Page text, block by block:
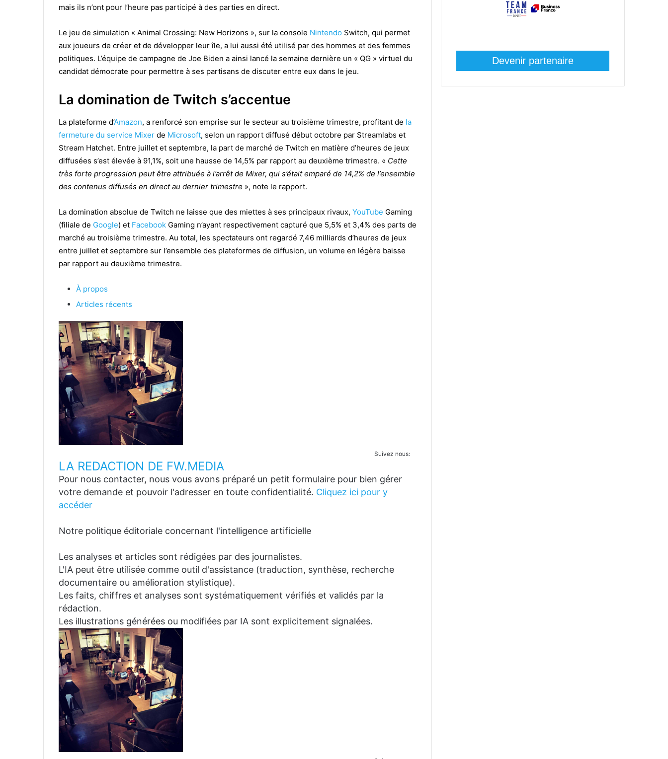
mais ils n’ont pour l’heure pas participé à des parties en direct.
Le jeu de simulation « Animal Crossing: New Horizons », sur la console Nintendo Switch, qui permet
aux joueurs de créer et de développer leur île, a lui aussi été utilisé par des hommes et des femmes
politiques. L’équipe de campagne de Joe Biden a ainsi lancé la semaine dernière un « QG » virtuel du
candidat démocrate pour permettre à ses partisans de discuter entre eux dans le jeu.
La domination de Twitch s’accentue
La plateforme d’Amazon, a renforcé son emprise sur le secteur au troisième trimestre, profitant de la
fermeture du service Mixer de Microsoft, selon un rapport diffusé début octobre par Streamlabs et
Stream Hatchet. Entre juillet et septembre, la part de marché de Twitch en matière d’heures de jeux
diffusées s’est élevée à 91,1%, soit une hausse de 14,5% par rapport au deuxième trimestre. « Cette
très forte progression peut être attribuée à l’arrêt de Mixer, qui s’était emparé de 14,2% de l’ensemble
des contenus diffusés en direct au dernier trimestre », note le rapport.
La domination absolue de Twitch ne laisse que des miettes à ses principaux rivaux, YouTube Gaming
(filiale de Google) et Facebook Gaming n’ayant respectivement capturé que 5,5% et 3,4% des parts de
marché au troisième trimestre. Au total, les spectateurs ont regardé 7,46 milliards d’heures de jeux
entre juillet et septembre sur l’ensemble des plateformes de diffusion, un volume en légère baisse
par rapport au deuxième trimestre.
À propos
Articles récents
Suivez nous:
LA REDACTION DE FW.MEDIA
Pour nous contacter, nous vous avons préparé un petit formulaire pour bien gérer
votre demande et pouvoir l'adresser en toute confidentialité. Cliquez ici pour y
accéder
Notre politique éditoriale concernant l'intelligence artificielle
Les analyses et articles sont rédigées par des journalistes.
L'IA peut être utilisée comme outil d'assistance (traduction, synthèse, recherche
documentaire ou amélioration stylistique).
Les faits, chiffres et analyses sont systématiquement vérifiés et validés par la
rédaction.
Les illustrations générées ou modifiées par IA sont explicitement signalées.
Devenir partenaire